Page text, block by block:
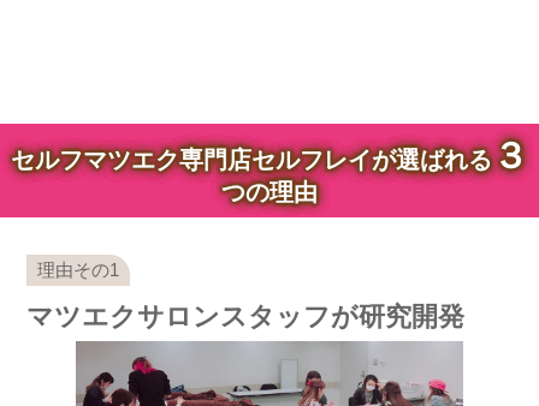
セルフマツエク専門店セルフレイが選ばれる３
つの理由
マツエクサロンスタッフが研究開発